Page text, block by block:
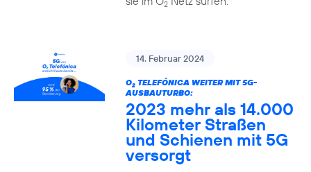
2
14. Februar 2024
O2TELEFÓNICA WEITER MIT 5G-
AUSBAUTURBO:
2023 mehr als 14.000
Kilometer Straßen
und Schienen mit 5G
versorgt